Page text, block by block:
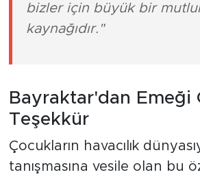
bizler için büyük bir
kaynağıdır."
Bayraktar'dan Emeği
Teşekkür
Çocukların havacılık
tanışmasına vesile olan bu